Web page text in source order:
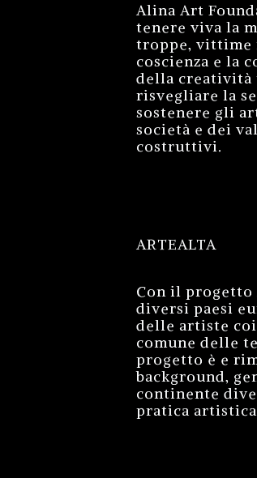
Alina Art
tenere viva la
troppe, vittime
coscienza e la
della creatività
risvegliare la
sostenere gli
società e dei
costruttivi.
ARTEALTA
Con il
diversi paesi
delle artiste
comune delle
progetto è e
background,
continente
pratica